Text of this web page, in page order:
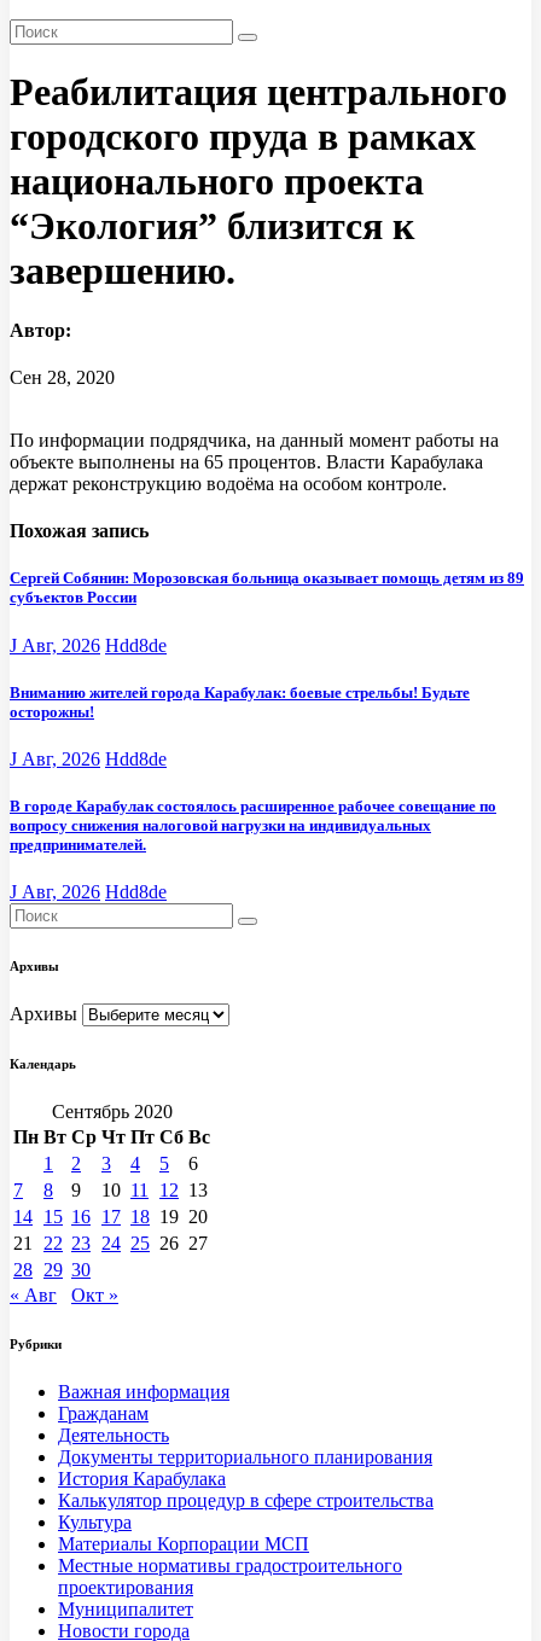
Реабилитация центрального
городского пруда в рамках
национального проекта
“Экология” близится к
завершению.
Автор:
Сен 28, 2020
По информации подрядчика, на данный момент работы на
объекте выполнены на 65 процентов. Власти Карабулака
держат реконструкцию водоёма на особом контроле.
Похожая запись
Сергей Собянин: Морозовская больница оказывает помощь детям из 89
субъектов России
J Авг, 2026 Hdd8de
Вниманию жителей города Карабулак: боевые стрельбы! Будьте
осторожны!
J Авг, 2026 Hdd8de
В городе Карабулак состоялось расширенное рабочее совещание по
вопросу снижения налоговой нагрузки на индивидуальных
предпринимателей.
J Авг, 2026 Hdd8de
Архивы
Архивы
Календарь
Сентябрь 2020
Пн Вт Ср Чт Пт Сб Вс
1
2 3 4 5
6
7
8 9 10 11 12 13
14 15 16 17 18 19 20
21
22 23 24 25 26 27
28 29 30
« Авг
Окт »
Рубрики
Важная информация
Гражданам
Деятельность
Документы территориального планирования
История Карабулака
Калькулятор процедур в сфере строительства
Культура
Материалы Корпорации МСП
Местные нормативы градостроительного
проектирования
Муниципалитет
Новости города